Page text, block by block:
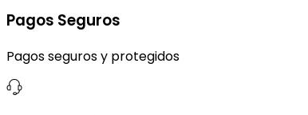
Pagos Seguros
Pagos seguros y protegidos